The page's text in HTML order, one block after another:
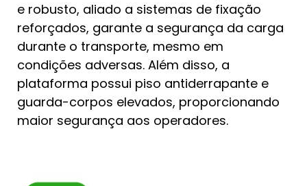
e robusto, aliado a sistemas de fixação
reforçados, garante a segurança da carga
durante o transporte, mesmo em
condições adversas. Além disso, a
plataforma possui piso antiderrapante e
guarda-corpos elevados, proporcionando
maior segurança aos operadores.